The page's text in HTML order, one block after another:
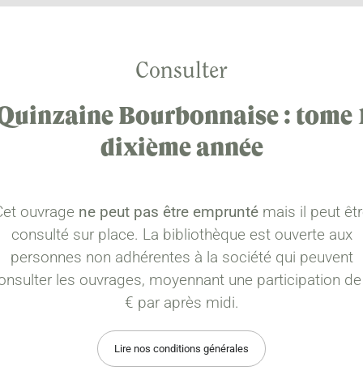
Consulter
Bourbonnaise : tome
dixième année
ouvrage ne peut pas être empruntémais il peut
consulté sur place. La bibliothèque est ouverte aux
personnes non adhérentes à la société qui peuvent
les ouvrages, moyennant une participation
€ par après midi.
Lire nos conditions générales